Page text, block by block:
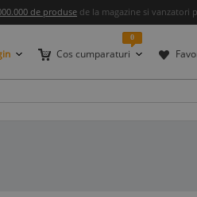
de produse de la magazine si vanzatori
Cos cumparaturi
0